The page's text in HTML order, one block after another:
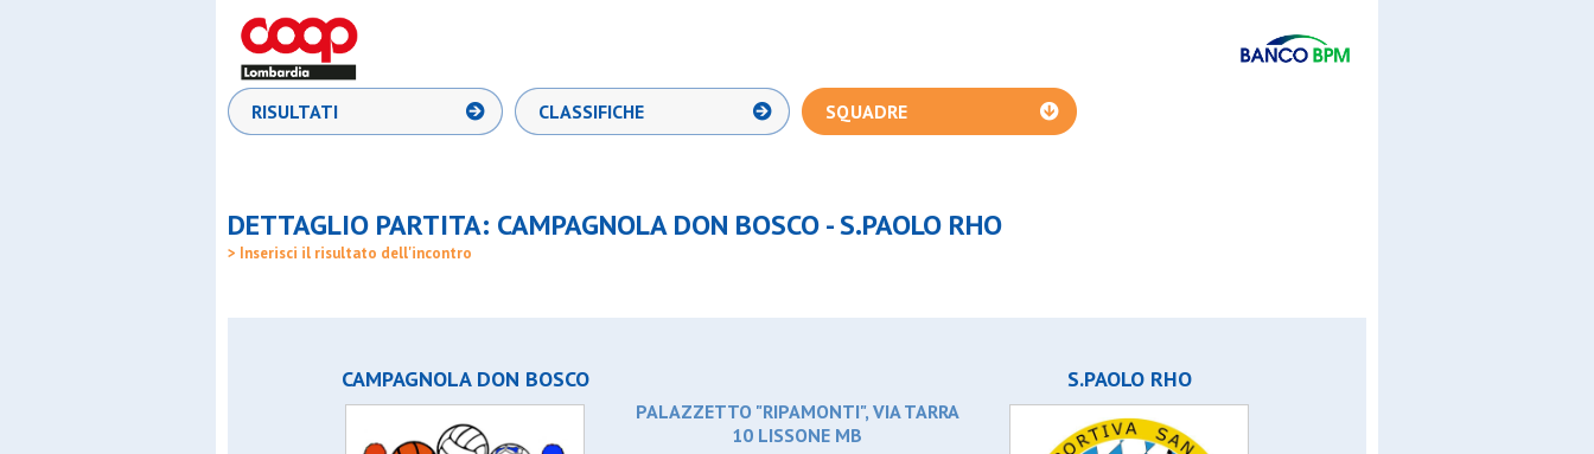
S.stefano
Samma
Sport piu'
Samma
Zelo buon persico bulls
RISULTATI CLASSIFICHE SQUADRE
DETTAGLIO PARTITA: CAMPAGNOLA DON BOSCO - S.PAOLO RHO
> Inserisci il risultato dell'incontro
CAMPAGNOLA DON BOSCO
PALAZZETTO "RIPAMONTI", VIA TARRA
10 LISSONE MB
S.PAOLO RHO